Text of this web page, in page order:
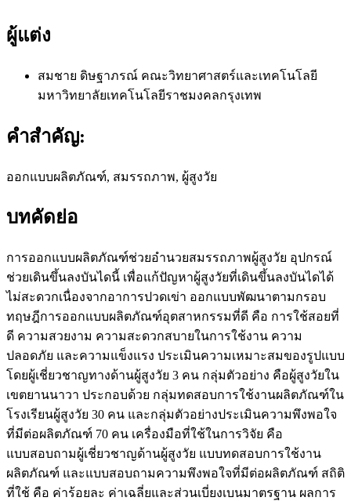
ผู้แต่ง
สมชาย ดิษฐาภรณ์ คณะวิทยาศาสตร์และเทคโนโลยี
มหาวิทยาลัยเทคโนโลยีราชมงคลกรุงเทพ
คำสำคัญ:
ออกแบบผลิตภัณฑ์, สมรรถภาพ, ผู้สูงวัย
บทคัดย่อ
การออกแบบผลิตภัณฑ์ช่วยอำนวยสมรรถภาพผู้สูงวัย อุปกรณ์
ช่วยเดินขึ้นลงบันไดนี้ เพื่อแก้ปัญหาผู้สูงวัยที่เดินขึ้นลงบันไดได้
ไม่สะดวกเนื่องจากอาการปวดเข่า ออกแบบพัฒนาตามกรอบ
ทฤษฎีการออกแบบผลิตภัณฑ์อุตสาหกรรมที่ดี คือ การใช้สอยที่
ดี ความสวยงาม ความสะดวกสบายในการใช้งาน ความ
ปลอดภัย และความแข็งแรง ประเมินความเหมาะสมของรูปแบบ
โดยผู้เชี่ยวชาญทางด้านผู้สูงวัย 3 คน กลุ่มตัวอย่าง คือผู้สูงวัยใน
เขตยานนาวา ประกอบด้วย กลุ่มทดสอบการใช้งานผลิตภัณฑ์ใน
โรงเรียนผู้สูงวัย 30 คน และกลุ่มตัวอย่างประเมินความพึงพอใจ
ที่มีต่อผลิตภัณฑ์ 70 คน เครื่องมือที่ใช้ในการวิจัย คือ
แบบสอบถามผู้เชี่ยวชาญด้านผู้สูงวัย แบบทดสอบการใช้งาน
ผลิตภัณฑ์ และแบบสอบถามความพึงพอใจที่มีต่อผลิตภัณฑ์ สถิติ
ที่ใช้ คือ ค่าร้อยละ ค่าเฉลี่ยและส่วนเบี่ยงเบนมาตรฐาน ผลการ